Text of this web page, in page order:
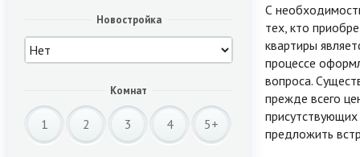
Новостройка
Комнат
1 2 3 4 5+
С
тех, кто
квартиры
процессе
вопроса.
прежде всего
предложить